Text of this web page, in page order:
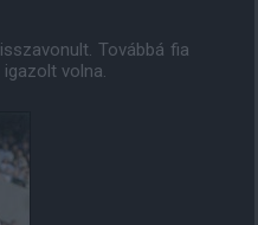
Továbbá fia
volna.